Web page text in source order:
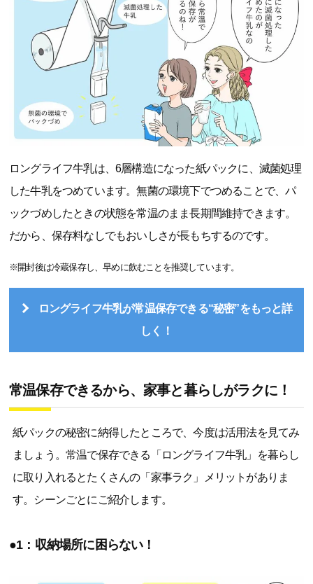
ロングライフ牛乳は、6層構造になった紙パックに、滅菌処理
した牛乳をつめています。無菌の環境下でつめることで、パ
ックづめしたときの状態を常温のまま長期間維持できます。
だから、保存料なしでもおいしさが長もちするのです。
※開封後は冷蔵保存し、早めに飲むことを推奨しています。
ロングライフ牛乳が常温保存できる“秘密”をもっと詳
しく！
常温保存できるから、家事と暮らしがラクに！
紙パックの秘密に納得したところで、今度は活用法を見てみ
ましょう。常温で保存できる「ロングライフ牛乳」を暮らし
に取り入れるとたくさんの「家事ラク」メリットがありま
す。シーンごとにご紹介します。
●1：収納場所に困らない！